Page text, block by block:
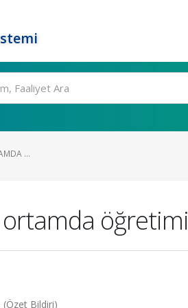
...
ortamda öğretimi
Bildiri)